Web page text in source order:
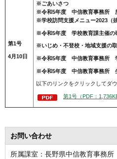
第1号
4月10日
※ごあいさつ
※令和5年度 中信教育事務所
※学校訪問支援メニュー2023（抜
※令和5年度 学校教育課主催の
※いじめ・不登校・地域支援の
※令和5年度 中信教育事務所
※令和5年度 中信教育事務所
以下のリンクをクリックしてダ
第1号（PDF：
お問い合わせ
所属課室：長野県中信教育事務所